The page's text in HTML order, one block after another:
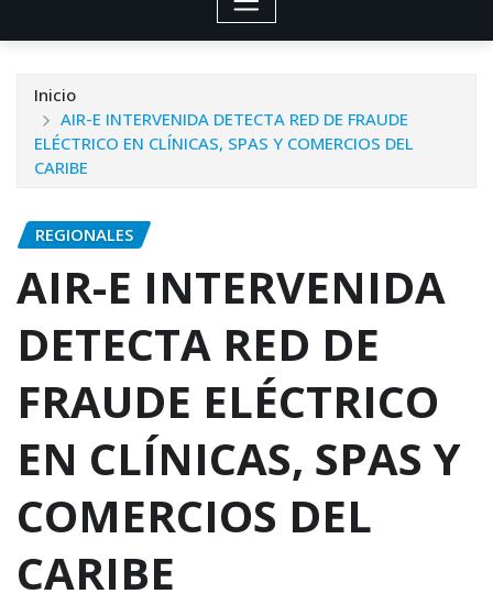
Inicio
AIR-E INTERVENIDA DETECTA RED DE FRAUDE
ELÉCTRICO EN CLÍNICAS, SPAS Y COMERCIOS DEL
CARIBE
REGIONALES
AIR-E INTERVENIDA
DETECTA RED DE
FRAUDE ELÉCTRICO
EN CLÍNICAS, SPAS Y
COMERCIOS DEL
CARIBE